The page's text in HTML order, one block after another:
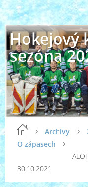
Hokejový
sezóna
Archivy
O zápasech
30.10.2021